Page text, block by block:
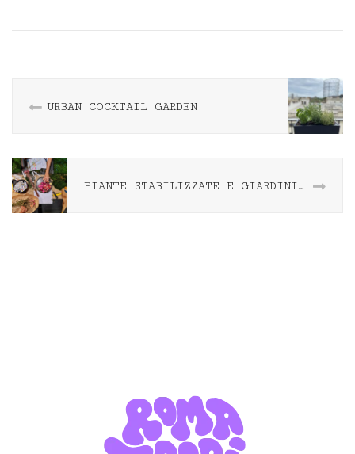
URBAN COCKTAIL GARDEN
PIANTE STABILIZZATE E GIARDINI COME QUADRI